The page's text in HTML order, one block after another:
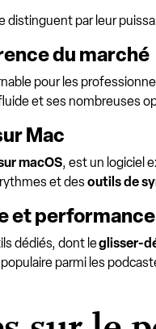
distinguent par leur
du marché
pour les
et ses nombreuses
Mac
macOS, est un logiciel
et desoutils de
et performance
dédiés, dont leglisser-
parmi les